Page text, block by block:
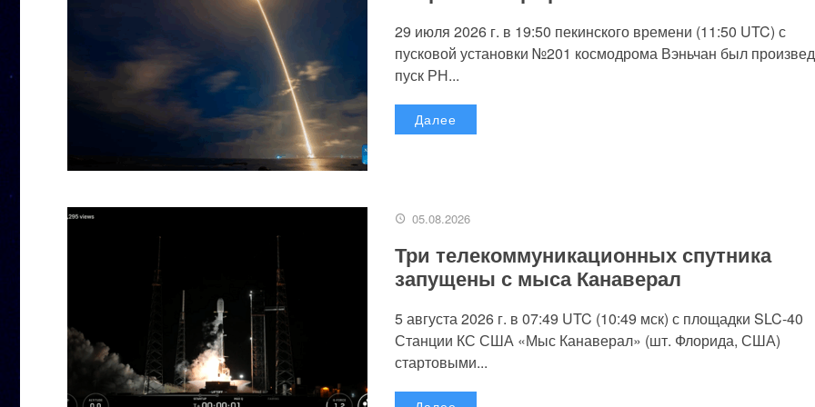
29 июля 2026 г. в 19:50 пекинского времени (11:50 UTC) с
пусковой установки №201 космодрома Вэньчан был
пуск РН...
Далее
05.08.2026
Три телекоммуникационных спутника
запущены с мыса Канаверал
5 августа 2026 г. в 07:49 UTC (10:49 мск) с площадки SLC-40
Станции КС США «Мыс Канаверал» (шт. Флорида, США)
стартовыми...